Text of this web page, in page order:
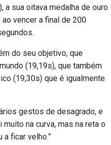
sua oitava medalha de ouro
vencer a final de 200
do seu objetivo, que
(19,19s), que também
(19,30s) que é igualmente
gestos de desagrado, e
na curva, mas na reta o
a ficar velho.”